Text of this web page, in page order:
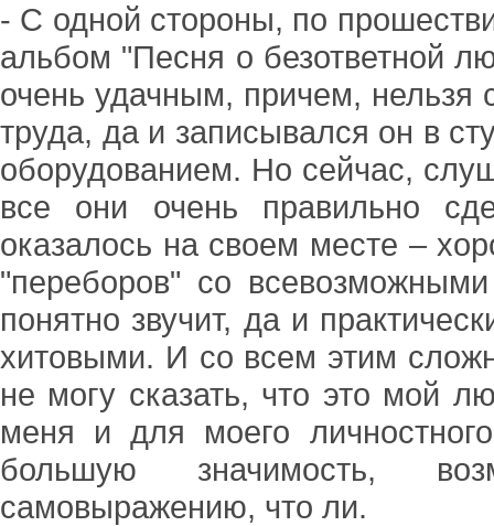
- С одной стороны, по
альбом "Песня о безответной
очень удачным, причем, нельзя
труда, да и записывался он в
оборудованием. Но сейчас,
все они очень правильно
оказалось на своем месте –
"переборов" со
понятно звучит, да и
хитовыми. И со всем этим
не могу сказать, что это мой
меня и для моего
большую значимость,
самовыражению, что ли.